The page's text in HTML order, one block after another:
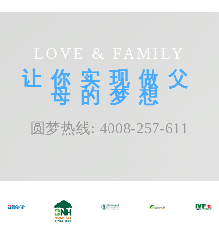
LOVE & FAMILY
让你实现做父
母的梦想
圆梦热线: 4008-257-611